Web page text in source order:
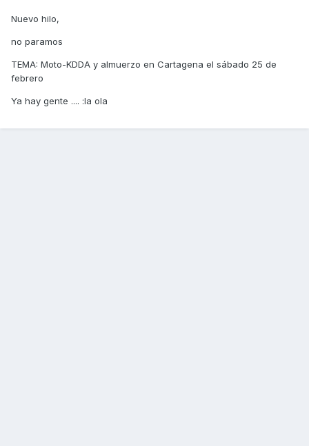
Nuevo hilo,
no paramos
TEMA: Moto-KDDA y almuerzo en Cartagena el sábado 25 de
febrero
Ya hay gente .... :la ola